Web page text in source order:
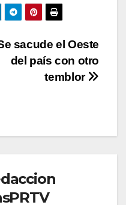
sacude el Oeste
del país con otro
temblor